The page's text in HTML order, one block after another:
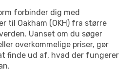
forbinder dig med
til Oakham (OKH) fra større
Uanset om du søger
overkommelige priser, gør
finde ud af, hvad der fungerer